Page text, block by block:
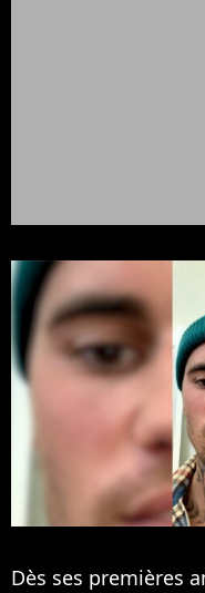
Dès ses premières